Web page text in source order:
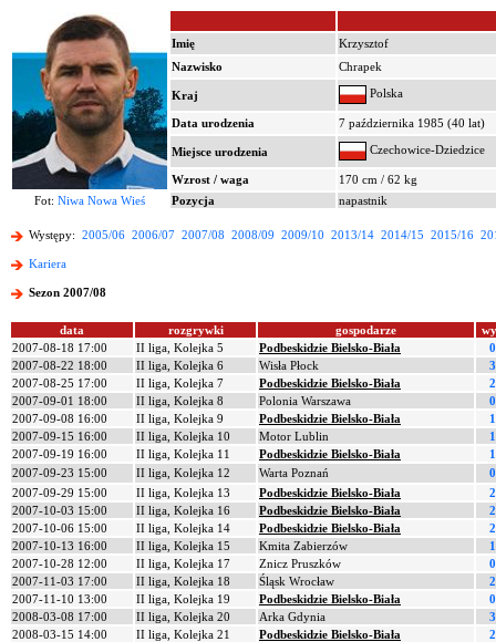
Imię
Krzysztof
Nazwisko
Chrapek
Kraj Polska
Data urodzenia 7 października 1985 (40 lat)
Miejsce urodzenia Czechowice-Dziedzice
Wzrost / waga
170 cm / 62 kg
Fot: Niwa Nowa Wieś Pozycja napastnik
Występy: 2005/06 2006/07 2007/08 2008/09 2009/10 2013/14 2014/15 2015/16
Kariera
Sezon 2007/08
data rozgrywki gospodarze
2007-08-18 17:00
II liga, Kolejka 5 Podbeskidzie Bielsko-Biała
2007-08-22 18:00
II liga, Kolejka 6 Wisła Płock
2007-08-25 17:00
II liga, Kolejka 7 Podbeskidzie Bielsko-Biała
2007-09-01 18:00
II liga, Kolejka 8 Polonia Warszawa
2007-09-08 16:00
II liga, Kolejka 9 Podbeskidzie Bielsko-Biała
2007-09-15 16:00
II liga, Kolejka 10 Motor Lublin
2007-09-19 16:00
II liga, Kolejka 11 Podbeskidzie Bielsko-Biała
2007-09-23 15:00
II liga, Kolejka 12 Warta Poznań
2007-09-29 15:00
II liga, Kolejka 13 Podbeskidzie Bielsko-Biała
2007-10-03 15:00
II liga, Kolejka 16 Podbeskidzie Bielsko-Biała
2007-10-06 15:00
II liga, Kolejka 14 Podbeskidzie Bielsko-Biała
2007-10-13 16:00
II liga, Kolejka 15 Kmita Zabierzów
2007-10-28 12:00
II liga, Kolejka 17 Znicz Pruszków
2007-11-03 17:00
II liga, Kolejka 18 Śląsk Wrocław
2007-11-10 13:00
II liga, Kolejka 19 Podbeskidzie Bielsko-Biała
2008-03-08 17:00
II liga, Kolejka 20 Arka Gdynia
2008-03-15 14:00
II liga, Kolejka 21 Podbeskidzie Bielsko-Biała